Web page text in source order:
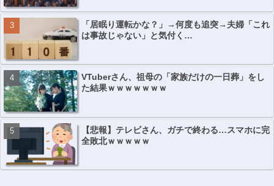
「居眠り運転かな？」→何度も追突→夫婦「これ
は事故じゃない」と気付く…
VTuberさん、祖母の「家族だけの一日葬」をし
た結果ｗｗｗｗｗｗｗ
【悲報】テレビさん、ガチで終わる…スマホに完
全敗北ｗｗｗｗｗ